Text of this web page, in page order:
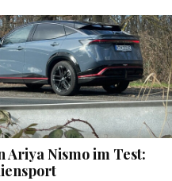
Ariya Nismo im Test: